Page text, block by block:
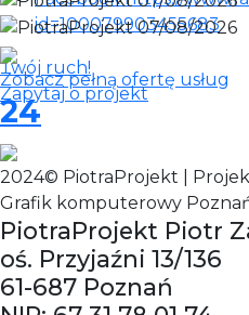
id=100079903455683
Twój ruch!
Zapytaj o projekt
Zobacz pełną ofertę usług
24
2024© PiotraProjekt |
Grafik komputerowy
PiotraProjekt Piotr
oś. Przyjaźni 13/136
61-687 Poznań